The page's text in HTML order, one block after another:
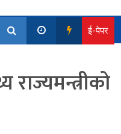
ई-पेपर
राज्यमन्त्रीको